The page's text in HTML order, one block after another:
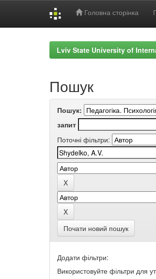
Головна сторінка
Lviv State University of
Пошук
Пошук:
запит
Поточні фільтри:
Почати новий пошук
Додати фільтри:
Використовуйте фільтри для